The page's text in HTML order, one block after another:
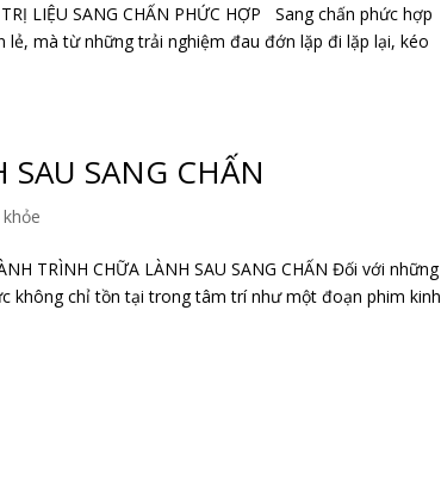
LIỆU SANG CHẤN PHỨC HỢP Sang chấn phức hợp
mà từ những trải nghiệm đau đớn lặp đi lặp lại, kéo
SANG CHẤN
TRÌNH CHỮA LÀNH SAU SANG CHẤN Đối với những
không chỉ tồn tại trong tâm trí như một đoạn phim kinh